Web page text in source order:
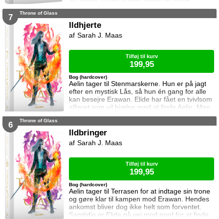
Dorian, men det bliver fortsat sværere som
og orker ikke længere at kæmpe imod.
Samtidig står Manon i en svær situation.
Hertug Perrington har givet hende klare
7 Throne of Glass
Ildhjerte
Aelin tager til Stenmarskerne. Hun er på jagt
efter en mystisk Lås, så hun én gang for alle
kan besejre Erawan. Elide har fået en tvivlsom
allieret som vil hjælpe med at finde Aelin. Men
for hvilken pris? Manon vågner i lænker og
Dorian ikke glemme heksen der hjalp ham i
Bog (hardcover)
Sarah J. Maas
Tilføj til kurv
199,95
6 Throne of Glass
Ildbringer
Aelin tager til Terrasen for at indtage sin trone
og gøre klar til kampen mod Erawan. Hendes
ankomst bliver dog ikke helt som forventet.
Samtidig er Elide på vej mod nord for at finde
Bog (hardcover)
Sarah J. Maas
Tilføj til kurv
199,95